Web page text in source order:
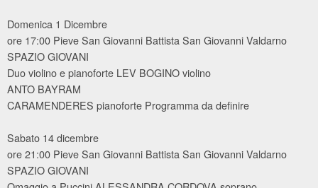
Domenica 1 Dicembre
ore 17:00 Pieve San Giovanni Battista San Giovanni Valdarno
SPAZIO GIOVANI
Duo violino e pianoforte LEV BOGINO violino
ANTO BAYRAM
CARAMENDERES pianoforte Programma da definire
Sabato 14 dicembre
ore 21:00 Pieve San Giovanni Battista San Giovanni Valdarno
SPAZIO GIOVANI